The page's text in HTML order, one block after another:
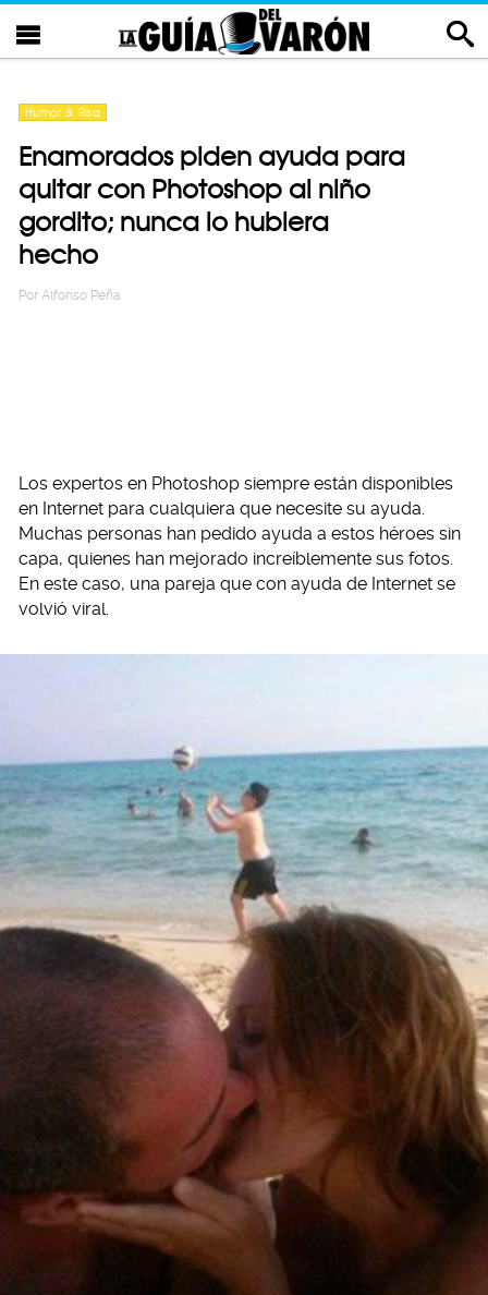
Humor & Risa
Enamorados piden ayuda para
quitar con Photoshop al niño
gordito; nunca lo hubiera
hecho
Por Alfonso Peña
Los expertos en Photoshop siempre están disponibles
en Internet para cualquiera que necesite su ayuda.
Muchas personas han pedido ayuda a estos héroes sin
capa, quienes han mejorado increíblemente sus fotos.
En este caso, una pareja que con ayuda de Internet se
volvió viral.